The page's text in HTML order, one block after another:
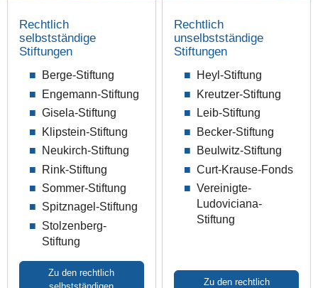
Rechtlich
selbstständige
Stiftungen
Berge-Stiftung
Engemann-Stiftung
Gisela-Stiftung
Klipstein-Stiftung
Neukirch-Stiftung
Rink-Stiftung
Sommer-Stiftung
Spitznagel-Stiftung
Stolzenberg-
Stiftung
Zu den rechtlich
Rechtlich
unselbstständige
Stiftungen
Heyl-Stiftung
Kreutzer-Stiftung
Leib-Stiftung
Becker-Stiftung
Beulwitz-Stiftung
Curt-Krause-Fonds
Vereinigte-
Ludoviciana-
Stiftung
Zu den rechtlich